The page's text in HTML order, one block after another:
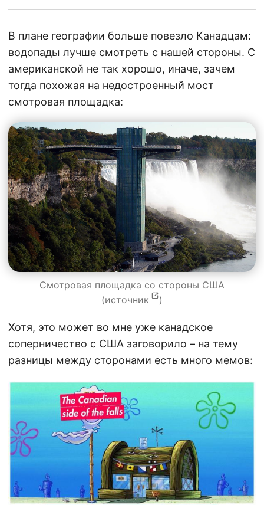
В плане географии больше повезло Канадцам:
водопады лучше смотреть с нашей стороны. С
американской не так хорошо, иначе, зачем
тогда похожая на недостроенный мост
смотровая площадка:
Смотровая площадка со стороны США
(источник )
Хотя, это может во мне уже канадское
соперничество с США заговорило – на тему
разницы между сторонами есть много мемов: